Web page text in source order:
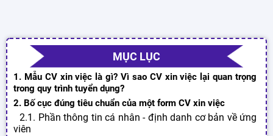
MỤC LỤC
1. Mẫu CV xin việc là gì? Vì sao CV xin việc lại quan trọng
trong quy trình tuyển dụng?
2. Bố cục đúng tiêu chuẩn của một form CV xin việc
2.1. Phần thông tin cá nhân - định danh cơ bản về ứng
viên